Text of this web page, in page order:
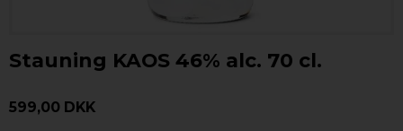
Stauning KAOS 46% alc. 70 cl.
599,00 DKK